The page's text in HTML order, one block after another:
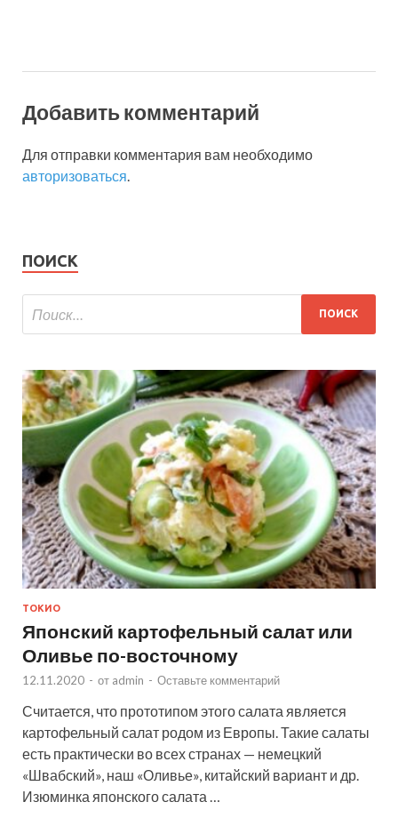
Добавить комментарий
Для отправки комментария вам необходимо
авторизоваться.
ПОИСК
ТОКИО
Японский картофельный салат или
Оливье по-восточному
12.11.2020 - от admin - Оставьте комментарий
Считается, что прототипом этого салата является
картофельный салат родом из Европы. Такие салаты
есть практически во всех странах — немецкий
«Швабский», наш «Оливье», китайский вариант и др.
Изюминка японского салата …